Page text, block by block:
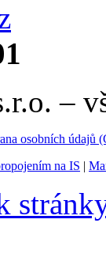
–
osobních údajů
na IS |